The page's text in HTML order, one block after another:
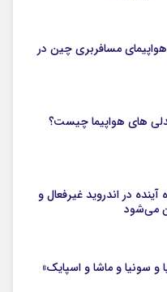
مسافربری چین در
های هواپیما چیست؟
در اندروید غیرفعال و
می‌شود
و سونیا و ماشا و اسپایک»